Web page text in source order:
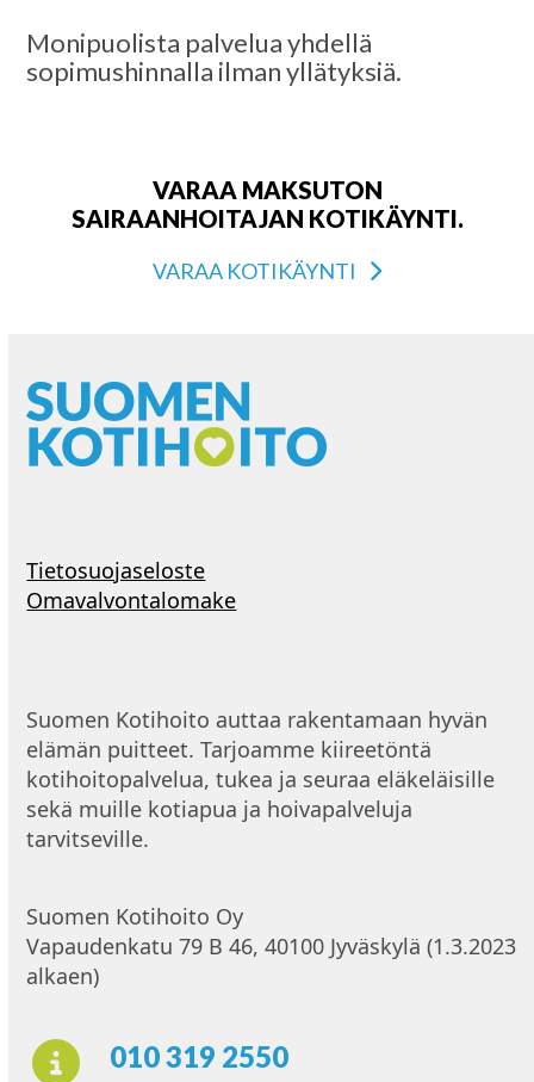
Monipuolista palvelua yhdellä
sopimushinnalla ilman yllätyksiä.
VARAA MAKSUTON
SAIRAANHOITAJAN KOTIKÄYNTI.
VARAA KOTIKÄYNTI
Tietosuojaseloste
Omavalvontalomake
Suomen Kotihoito auttaa rakentamaan hyvän
elämän puitteet. Tarjoamme kiireetöntä
kotihoitopalvelua, tukea ja seuraa eläkeläisille
sekä muille kotiapua ja hoivapalveluja
tarvitseville.
Suomen Kotihoito Oy
Vapaudenkatu 79 B 46, 40100 Jyväskylä (1.3.2023
alkaen)
010 319 2550